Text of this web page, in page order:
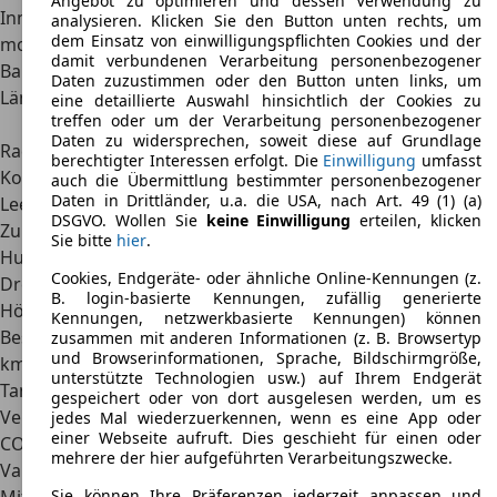
Innenraum wurde überarbeitet und bietet nun eine
modernere Ausstattung.
Bauzeit
(3. Generation): 2012 – 2021
Länge, Breite, Höhe
4,3 m – 4,4 m x 1,7 m x 1,5
m
Radstand
2,6 m
Kofferraumvolumen
510 l – 1.257 l
Leergewicht
974 kg – 1.191 kg
Zulässiges Gesamtgewicht
1.505 kg – 1.590 kg
Hubraum
Drehmoment
97 Nm – 220 Nm
Höchstgeschwindigkeit
151 km/h – 179 km/h
Beschleunigung 0 auf 100
km/h
11,1 s – 14,5 s
Tankvolumen
50 l
Verbrauch
3,6 l – 6,0 l
CO2-Emissionen
93 g/km – 140 g/km
Varianten
analysieren. Klicken Sie den Button unten rechts, um
dem Einsatz von einwilligungspflichten Cookies und der
damit verbundenen Verarbeitung personenbezogener
Daten zuzustimmen oder den Button unten links, um
eine detaillierte Auswahl hinsichtlich der Cookies zu
treffen oder um der Verarbeitung personenbezogener
Daten zu widersprechen, soweit diese auf Grundlage
berechtigter Interessen erfolgt. Die Einwilligung umfasst
auch die Übermittlung bestimmter personenbezogener
Daten in Drittländer, u.a. die USA, nach Art. 49 (1) (a)
DSGVO. Wollen Sie keine Einwilligung erteilen, klicken
Sie bitte hier.
Cookies, Endgeräte- oder ähnliche Online-Kennungen (z.
B. login-basierte Kennungen, zufällig generierte
Kennungen, netzwerkbasierte Kennungen) können
zusammen mit anderen Informationen (z. B. Browsertyp
und Browserinformationen, Sprache, Bildschirmgröße,
unterstützte Technologien usw.) auf Ihrem Endgerät
gespeichert oder von dort ausgelesen werden, um es
jedes Mal wiederzuerkennen, wenn es eine App oder
einer Webseite aufruft. Dies geschieht für einen oder
mehrere der hier aufgeführten Verarbeitungszwecke.